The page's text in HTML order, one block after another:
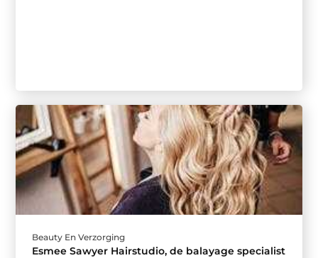
Beauty En Verzorging
Esmee Sawyer Hairstudio, de balayage specialist